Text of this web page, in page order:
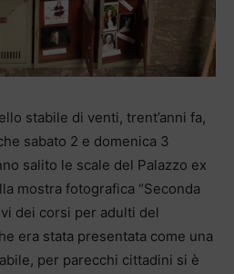
stabile di venti, trent’anni fa,
sabato 2 e domenica 3
salito le scale del Palazzo ex
mostra fotografica “Seconda
dei corsi per adulti del
era stata presentata come una
per parecchi cittadini si è